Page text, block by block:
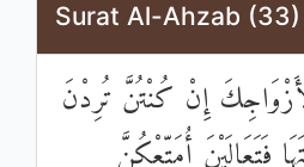
Surat Al-Ahzab
إِنْ كُنْتُنَّ تُرِدْنَ
فَتَعَالَيْنَ أُمَتِّعْكُنَّ